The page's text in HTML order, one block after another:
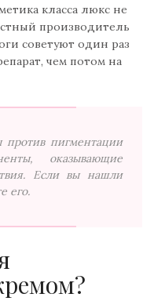
класса люкс не
производитель
советуют один раз
чем потом на
против пигментации
оказывающие
Если вы нашли
его.